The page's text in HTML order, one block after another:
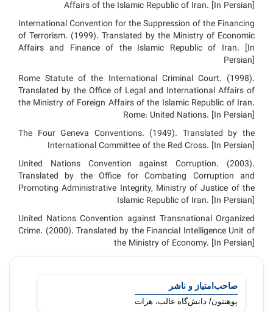
Affairs of the Islamic Republic of Iran. [In Persian]
International Convention for the Suppression of the Financing
of Terrorism. (1999). Translated by the Ministry of Economic
Affairs and Finance of the Islamic Republic of Iran. [In
Persian]
Rome Statute of the International Criminal Court. (1998).
Translated by the Office of Legal and International Affairs of
the Ministry of Foreign Affairs of the Islamic Republic of Iran.
Rome: United Nations. [In Persian]
The Four Geneva Conventions. (1949). Translated by the
International Committee of the Red Cross. [In Persian]
United Nations Convention against Corruption. (2003).
Translated by the Office for Combating Corruption and
Promoting Administrative Integrity, Ministry of Justice of the
Islamic Republic of Iran. [In Persian]
United Nations Convention against Transnational Organized
Crime. (2000). Translated by the Financial Intelligence Unit of
the Ministry of Economy. [In Persian]
صاحب‌امتیاز و ناشر
پوهنتون/ دانش‌گاه غالب، هرات